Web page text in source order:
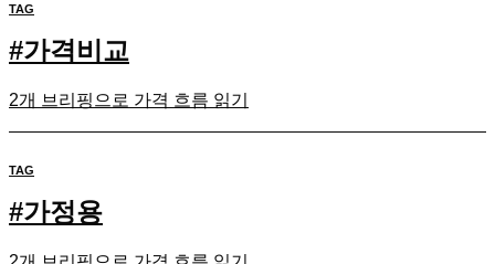
TAG
#가격비교
2개 브리핑으로 가격 흐름 읽기
TAG
#가정용